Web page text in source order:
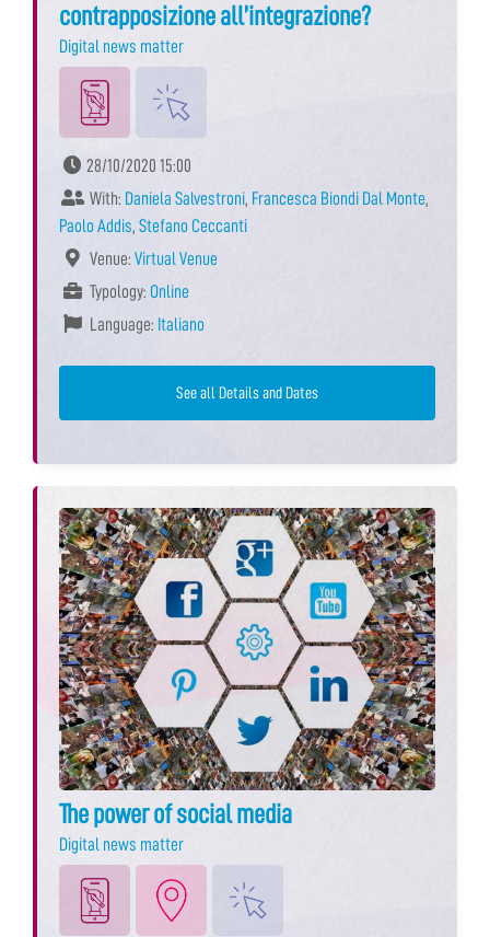
contrapposizione all’integrazione?
Digital news matter
28/10/2020 15:00
With: Daniela Salvestroni, Francesca Biondi Dal Monte,
Paolo Addis, Stefano Ceccanti
Venue: Virtual Venue
Typology: Online
Language: Italiano
See all Details and Dates
The power of social media
Digital news matter